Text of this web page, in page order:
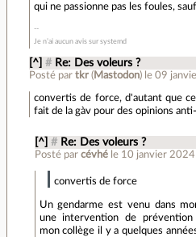
qui ne passionne pas les foules,
Je n’ai aucun avis sur systemd
[^] # Re: Des voleurs ?
Posté partkr ( Mastodon) le 09
convertis de force, d'autant que
fait de la gàv pour des opinions
[^] # Re: Des voleurs ?
Posté par cévhé le 10 janvier
convertis de force
Un gendarme est venu dans
une intervention de prévention
mon collège il y a quelques